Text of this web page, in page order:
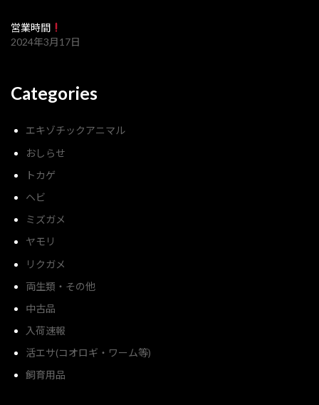
営業時間
2024年3月17日
Categories
エキゾチックアニマル
おしらせ
トカゲ
ヘビ
ミズガメ
ヤモリ
リクガメ
両生類・その他
中古品
入荷速報
活エサ(コオロギ・ワーム等)
飼育用品